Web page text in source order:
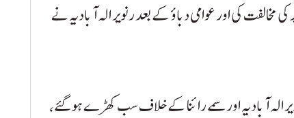
مخالفت کی اور عوامی دباؤ کے بعد رنویر الہ آبادیہ نے
الہ آبادیہ اور سمے رائنا کے خلاف سب کھڑے ہوگئے،